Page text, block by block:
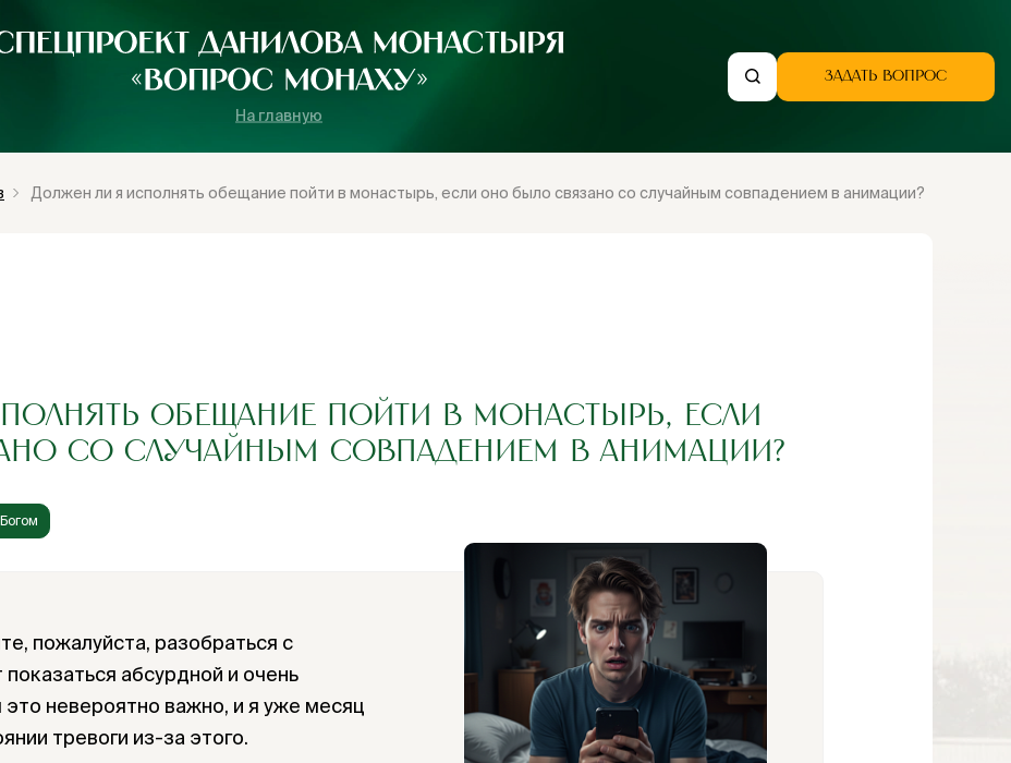
На главную
ЗАДАТЬ ВОПРОС
Должен ли я исполнять обещание пойти в монастырь, если оно было связано со случайным совпадением в анимации?
ОБЕЩАНИЕ ПОЙТИ В МОНАСТЫРЬ, ЕСЛИ
СО СЛУЧАЙНЫМ СОВПАДЕНИЕМ В АНИМАЦИИ?
пожалуйста, разобраться с
абсурдной и очень
это невероятно важно, и я уже месяц
тревоги из-за этого.